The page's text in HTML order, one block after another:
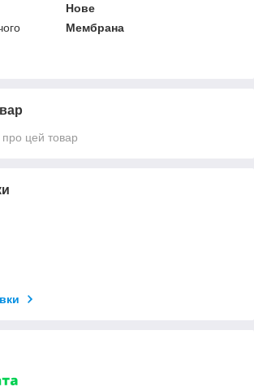
Нове
Мембрана
про цей товар